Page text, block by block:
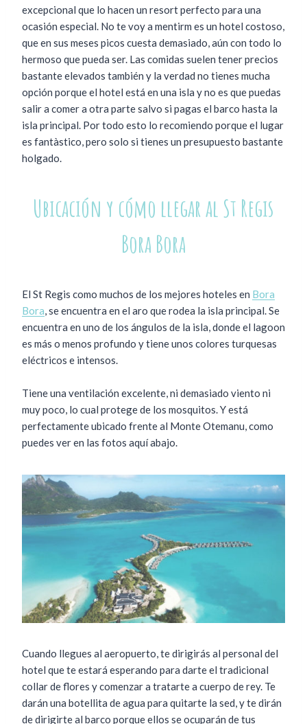
excepcional que lo hacen un resort perfecto para una
ocasión especial. No te voy a mentirm es un hotel costoso,
que en sus meses picos cuesta demasiado, aún con todo lo
hermoso que pueda ser. Las comidas suelen tener precios
bastante elevados también y la verdad no tienes mucha
opción porque el hotel está en una isla y no es que puedas
salir a comer a otra parte salvo si pagas el barco hasta la
isla principal. Por todo esto lo recomiendo porque el lugar
es fantàstico, pero solo si tienes un presupuesto bastante
holgado.
Ubicación y cómo llegar al St Regis
Bora Bora
El St Regis como muchos de los mejores hoteles en Bora
Bora , se encuentra en el aro que rodea la isla principal. Se
encuentra en uno de los ángulos de la isla, donde el lagoon
es más o menos profundo y tiene unos colores turquesas
eléctricos e intensos.
Tiene una ventilación excelente, ni demasiado viento ni
muy poco, lo cual protege de los mosquitos. Y está
perfectamente ubicado frente al Monte Otemanu, como
puedes ver en las fotos aquí abajo.
Cuando llegues al aeropuerto, te dirigirás al personal del
hotel que te estará esperando para darte el tradicional
collar de flores y comenzar a tratarte a cuerpo de rey. Te
darán una botellita de agua para quitarte la sed, y te dirán
de dirigirte al barco porque ellos se ocuparán de tus